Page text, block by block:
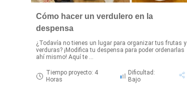
Cómo hacer un verdulero en la
despensa
¿Todavía no tienes un lugar para organizar tus frutas y
verduras? ¡Modifica tu despensa para poder ordenarlas
ahí mismo! Aquí te ...
Tiempo proyecto: 4
Horas
Dificultad:
Bajo